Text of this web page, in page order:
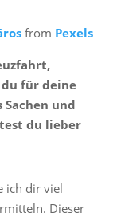
from Pexels
du für deine
und
du lieber
ich dir viel
Dieser